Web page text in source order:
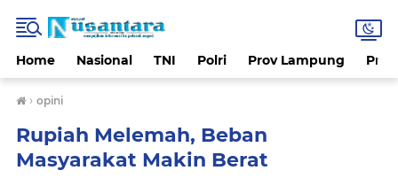
Home Nasional TNI Polri Prov Lampung
› opini
Rupiah Melemah, Beban
Masyarakat Makin Berat